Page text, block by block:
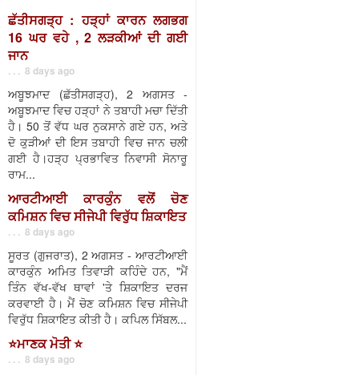
ਛੱਤੀਸਗੜ੍ਹ : ਹੜ੍ਹਾਂ ਕਾਰਨ ਲਗਭਗ
16 ਘਰ ਵਹੇ , 2 ਲੜਕੀਆਂ ਦੀ ਗਈ
ਜਾਨ
. . . 8 days ago
ਅਬੂਝਮਾਦ (ਛੱਤੀਸਗੜ੍ਹ), 2 ਅਗਸਤ -
ਅਬੂਝਮਾਦ ਵਿਚ ਹੜ੍ਹਾਂ ਨੇ ਤਬਾਹੀ ਮਚਾ ਦਿੱਤੀ
ਹੈ। 50 ਤੋਂ ਵੱਧ ਘਰ ਨੁਕਸਾਨੇ ਗਏ ਹਨ, ਅਤੇ
ਦੋ ਕੁੜੀਆਂ ਦੀ ਇਸ ਤਬਾਹੀ ਵਿਚ ਜਾਨ ਚਲੀ
ਗਈ ਹੈ।ਹੜ੍ਹ ਪ੍ਰਭਾਵਿਤ ਨਿਵਾਸੀ ਸੋਨਾਰੂ
ਰਾਮ...
ਆਰਟੀਆਈ ਕਾਰਕੁੰਨ ਵਲੋਂ ਚੋਣ
ਕਮਿਸ਼ਨ ਵਿਚ ਸੀਜੇਪੀ ਵਿਰੁੱਧ ਸ਼ਿਕਾਇਤ
. . . 8 days ago
ਸੂਰਤ (ਗੁਜਰਾਤ), 2 ਅਗਸਤ - ਆਰਟੀਆਈ
ਕਾਰਕੁੰਨ ਅਮਿਤ ਤਿਵਾੜੀ ਕਹਿੰਦੇ ਹਨ, "ਮੈਂ
ਤਿੰਨ ਵੱਖ-ਵੱਖ ਥਾਵਾਂ 'ਤੇ ਸ਼ਿਕਾਇਤ ਦਰਜ
ਕਰਵਾਈ ਹੈ। ਮੈਂ ਚੋਣ ਕਮਿਸ਼ਨ ਵਿਚ ਸੀਜੇਪੀ
ਵਿਰੁੱਧ ਸ਼ਿਕਾਇਤ ਕੀਤੀ ਹੈ। ਕਪਿਲ ਸਿੱਬਲ...
⭐️ਮਾਣਕ ਮੋਤੀ ⭐️
. . . 8 days ago